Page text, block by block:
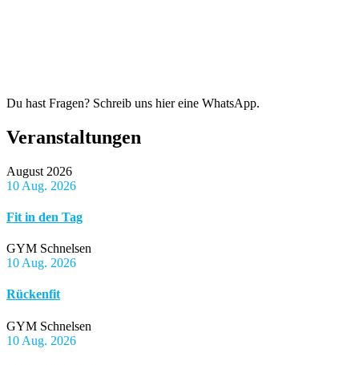
Du hast Fragen? Schreib uns hier eine WhatsApp.
Veranstaltungen
August 2026
10 Aug. 2026
Fit in den Tag
GYM Schnelsen
10 Aug. 2026
Rückenfit
GYM Schnelsen
10 Aug. 2026